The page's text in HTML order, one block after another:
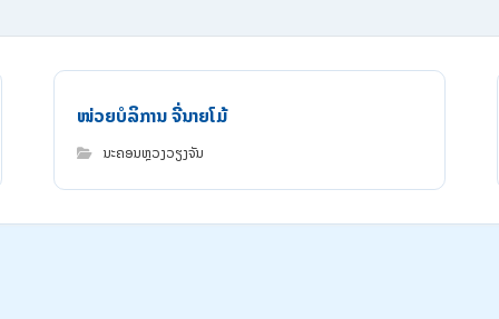
ໜ່ວຍບໍລິການ ຈີ່ນາຍໂມ້
ນະຄອນຫຼວງວຽງຈັນ